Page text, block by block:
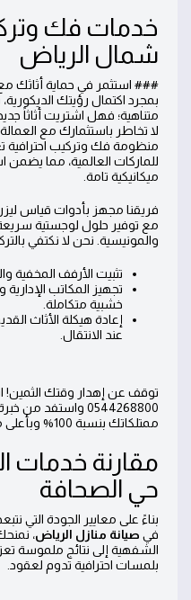
خدمات فك
شمال الرياض
### استثمر في حماية أثاثك مع
بمجرد اكتمال رؤيتك
متناهية؛ فهل اشتريت أثاثاً
لا تخاطر باستثمارك مع
منظومة فك وتركيب احترافية
للماركات العالمية، مما يضمن
ميكانيكية تامة.
فريقنا مجهز بأدوات قياس
مع توفير حلول لوجستية
والمونيسية. نحن لا نكتفي
تثبيت الأرفف المخفية
تجهيز المكاتب
خشبية متكاملة.
إعادة هيكلة الأثاث
عند الانتقال.
توقف عن إهدار وقتك الثمين!
0544268800
ممتلكاتك بنسبة 100% وبأعلى معايير الجودة في الرياض.
مقارنة خدمات
حي الصحافة
بناءً على معايير الجودة التي
في صيانة منازل الرياض،
الشفهية إلى نتائج ملموسة
بلمسات احترافية تدوم لعقود.